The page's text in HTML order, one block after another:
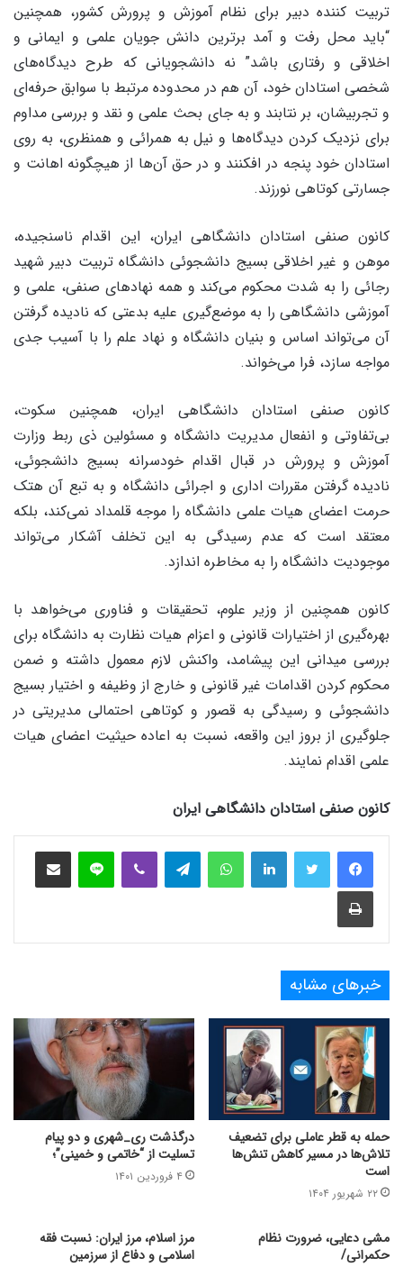
تربیت کننده دبیر براى نظام آموزش و پرورش کشور، همچنین
“باید محل رفت و آمد برترین دانش جویان علمى و ایمانى و
اخلاقى و رفتارى باشد” نه دانشجویانى که طرح دیدگاه‌هاى
شخصى استادان خود، آن هم در محدوده مرتبط با سوابق حرفه‌اى
و تجربیشان، بر نتابند و به جاى بحث علمى و نقد و بررسى مداوم
براى نزدیک کردن دیدگاه‌ها و نیل به همرائى و همنظرى، به روى
استادان خود پنجه در افکنند و در حق آن‌ها از هیچگونه اهانت و
جسارتى کوتاهى نورزند.
کانون صنفى استادان دانشگاهى ایران، این اقدام ناسنجیده،
موهن و غیر اخلاقى بسیج دانشجوئى دانشگاه تربیت دبیر شهید
رجائى را به شدت محکوم مى‌کند و همه نهادهاى صنفى، علمى و
آموزشى دانشگاهى را به موضع‌گیرى علیه بدعتى که نادیده گرفتن
آن مى‌تواند اساس و بنیان دانشگاه و نهاد علم را با آسیب جدى
مواجه سازد، فرا مى‌خواند.
کانون صنفى استادان دانشگاهى ایران، همچنین سکوت،
بى‌تفاوتى و انفعال مدیریت دانشگاه و مسئولین ذی ربط وزارت
آموزش و پرورش در قبال اقدام خودسرانه بسیج دانشجوئى،
نادیده گرفتن مقررات ادارى و اجرائى دانشگاه و به تبع آن هتک
حرمت اعضاى هیات علمى دانشگاه را موجه قلمداد نمى‌کند، بلکه
معتقد است که عدم رسیدگى به این تخلف آشکار مى‌تواند
موجودیت دانشگاه را به مخاطره اندازد.
کانون همچنین از وزیر علوم، تحقیقات و فناورى مى‌خواهد با
بهره‌گیرى از اختیارات قانونى و اعزام هیات نظارت به دانشگاه براى
بررسى میدانى این پیشامد، واکنش لازم معمول داشته و ضمن
محکوم کردن اقدامات غیر قانونى و خارج از وظیفه و اختیار بسیج
دانشجوئى و رسیدگى به قصور و کوتاهى احتمالى مدیریتى در
جلوگیرى از بروز این واقعه، نسبت به اعاده حیثیت اعضاى هیات
علمى اقدام نمایند.
کانون صنفی استادان دانشگاهی ایران
فیس بوک لینکدین واتس آپ لاین
چاپ
خبرهای مشابه
حمله به قطر عاملی برای تضعیف
تلاش‌ها در مسیر کاهش تنش‌ها
است
۲۲ شهریور ۱۴۰۴
درگذشت ‎ری_شهری و دو پیام
تسلیت از “خاتمی و خمینی”؛
۴ فروردین ۱۴۰۱
مشی دعایی، ضرورت نظام
حکمرانی/
مرز اسلام، مرز ایران: نسبت فقه
اسلامی و دفاع از سرزمین